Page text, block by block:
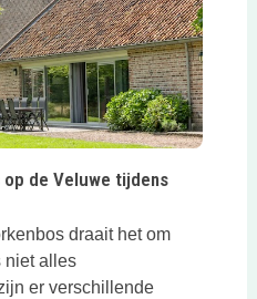
de Veluwe tijdens
draait het om
niet alles
er verschillende